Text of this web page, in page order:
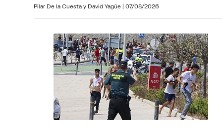
Pilar De la Cuesta y David Yagüe | 07/08/2026